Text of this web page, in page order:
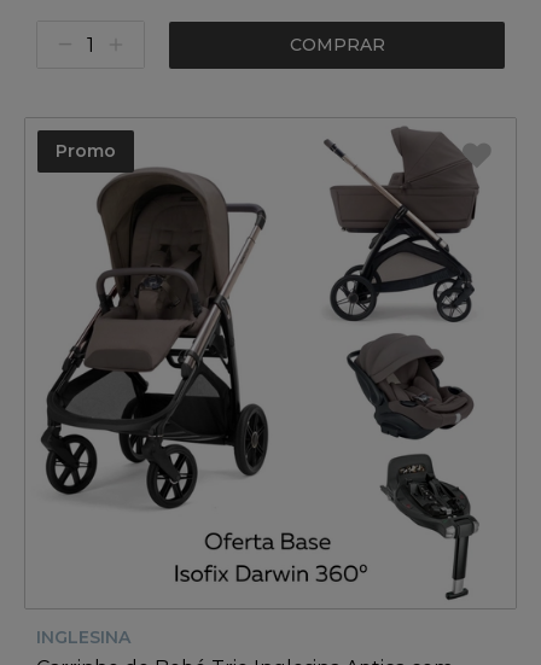
COMPRAR
Promo
INGLESINA